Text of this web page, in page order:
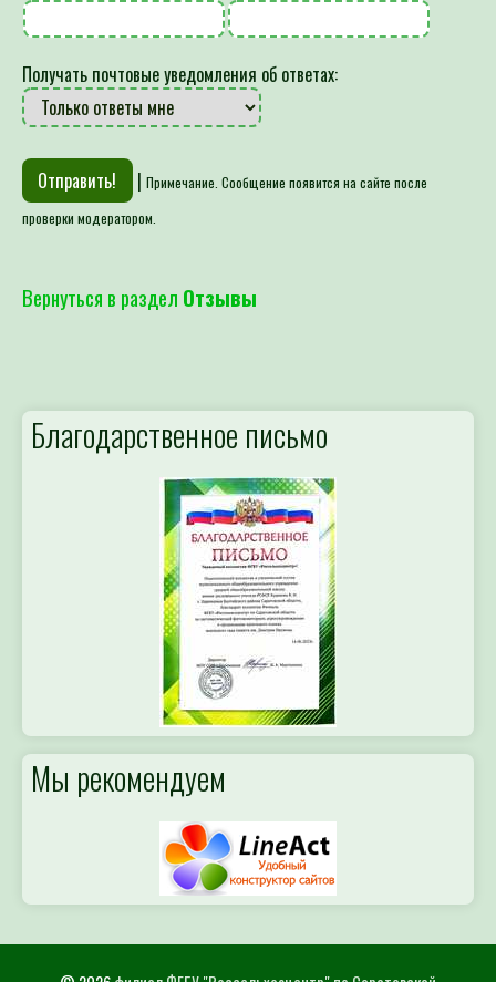
Получать почтовые уведомления об ответах:
| Примечание. Сообщение появится на сайте после
проверки модератором.
Вернуться в раздел Отзывы
Благодарственное письмо
Мы рекомендуем